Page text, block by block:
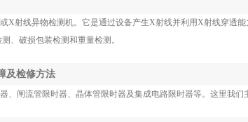
X射线异物检测机。它是通过设备产生X射线并利用X射线穿透
、破损包装检测和重量检测。
及检修方法
闸流管限时器、晶体管限时器及集成电路限时器等。这里我们